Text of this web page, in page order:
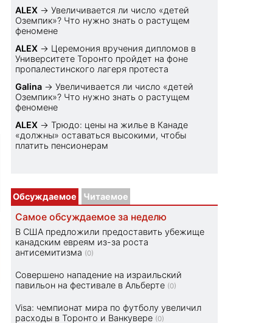
ALEX →Увеличивается ли число «детей
Оземпик»? Что нужно знать о растущем
феномене
ALEX → Церемония вручения дипломов в
Университете Торонто пройдет на фоне
пропалестинского лагеря протеста
Galina →Увеличивается ли число «детей
Оземпик»? Что нужно знать о растущем
феномене
ALEX →Трюдо: цены на жилье в Канаде
«должны» оставаться высокими, чтобы
платить пенсионерам
Обсуждаемое Читаемое
Самое обсуждаемое за неделю
В США предложили предоставить убежище
канадским евреям из-за роста
антисемитизма (0)
Совершено нападение на израильский
павильон на фестивале в Альберте (0)
Visa: чемпионат мира по футболу увеличил
расходы в Торонто и Ванкувере (0)